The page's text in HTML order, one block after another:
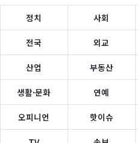
정치 사회
전국 외교
산업 부동산
생활·문화 연예
오피니언 핫이슈